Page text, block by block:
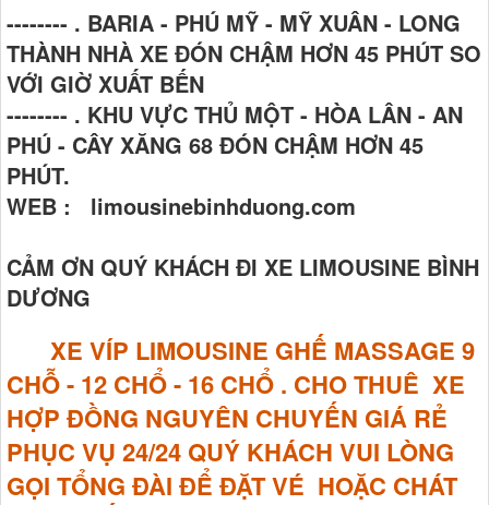
-------- . BARIA - PHÚ MỸ - MỸ XUÂN - LONG
THÀNH NHÀ XE ĐÓN CHẬM HƠN 45 PHÚT SO
VỚI GIỜ XUẤT BẾN
-------- . KHU VỰC THỦ MỘT - HÒA LÂN - AN
PHÚ - CÂY XĂNG 68 ĐÓN CHẬM HƠN 45
PHÚT.
WEB : limousinebinhduong.com
CẢM ƠN QUÝ KHÁCH ĐI XE LIMOUSINE BÌNH
DƯƠNG
XE VÍP LIMOUSINE GHẾ MASSAGE 9
CHỖ - 12 CHỔ - 16 CHỔ . CHO THUÊ XE
HỢP ĐỒNG NGUYÊN CHUYẾN GIÁ RẺ
PHỤC VỤ 24/24 QUÝ KHÁCH VUI LÒNG
GỌI TỔNG ĐÀI ĐỂ ĐẶT VÉ HOẶC CHÁT